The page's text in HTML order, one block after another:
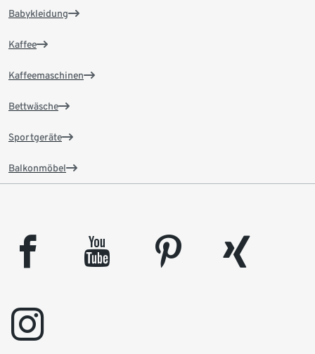
Babykleidung
Kaffee
Kaffeemaschinen
Bettwäsche
Sportgeräte
Balkonmöbel
facebook youtube pinterest
xing
instagram